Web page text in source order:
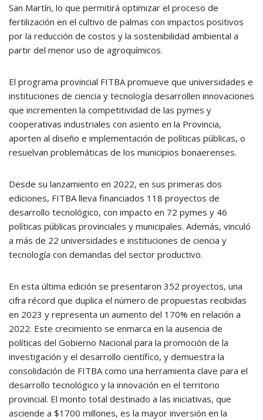
San Martín, lo que permitirá optimizar el proceso de
fertilización en el cultivo de palmas con impactos positivos
por la reducción de costos y la sostenibilidad ambiental a
partir del menor uso de agroquímicos.
El programa provincial FITBA promueve que universidades e
instituciones de ciencia y tecnología desarrollen innovaciones
que incrementen la competitividad de las pymes y
cooperativas industriales con asiento en la Provincia,
aporten al diseño e implementación de políticas públicas, o
resuelvan problemáticas de los municipios bonaerenses.
Desde su lanzamiento en 2022, en sus primeras dos
ediciones, FITBA lleva financiados 118 proyectos de
desarrollo tecnológico, con impacto en 72 pymes y 46
políticas públicas provinciales y municipales. Además, vinculó
a más de 22 universidades e instituciones de ciencia y
tecnología con demandas del sector productivo.
En esta última edición se presentaron 352 proyectos, una
cifra récord que duplica el número de propuestas recibidas
en 2023 y representa un aumento del 170% en relación a
2022. Este crecimiento se enmarca en la ausencia de
políticas del Gobierno Nacional para la promoción de la
investigación y el desarrollo científico, y demuestra la
consolidación de FITBA como una herramienta clave para el
desarrollo tecnológico y la innovación en el territorio
provincial. El monto total destinado a las iniciativas, que
asciende a $1700 millones, es la mayor inversión en la